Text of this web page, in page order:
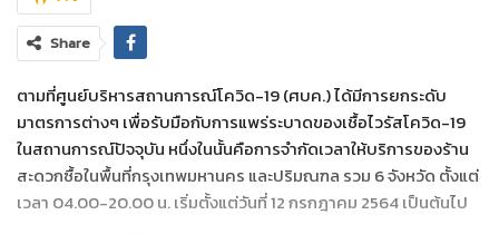
Share
ตามที่ศูนย์บริหารสถานการณ์โควิด-19 (ศบค.) ได้มีการยกระดับ
มาตรการต่างๆ เพื่อรับมือกับการแพร่ระบาดของเชื้อไวรัสโควิด-19
ในสถานการณ์ปัจจุบัน หนึ่งในนั้นคือการจำกัดเวลาให้บริการของร้าน
สะดวกซื้อในพื้นที่กรุงเทพมหานคร และปริมณฑล รวม 6 จังหวัด ตั้งแต่
เวลา 04.00-20.00 น. เริ่มตั้งแต่วันที่ 12 กรกฎาคม 2564 เป็นต้นไป